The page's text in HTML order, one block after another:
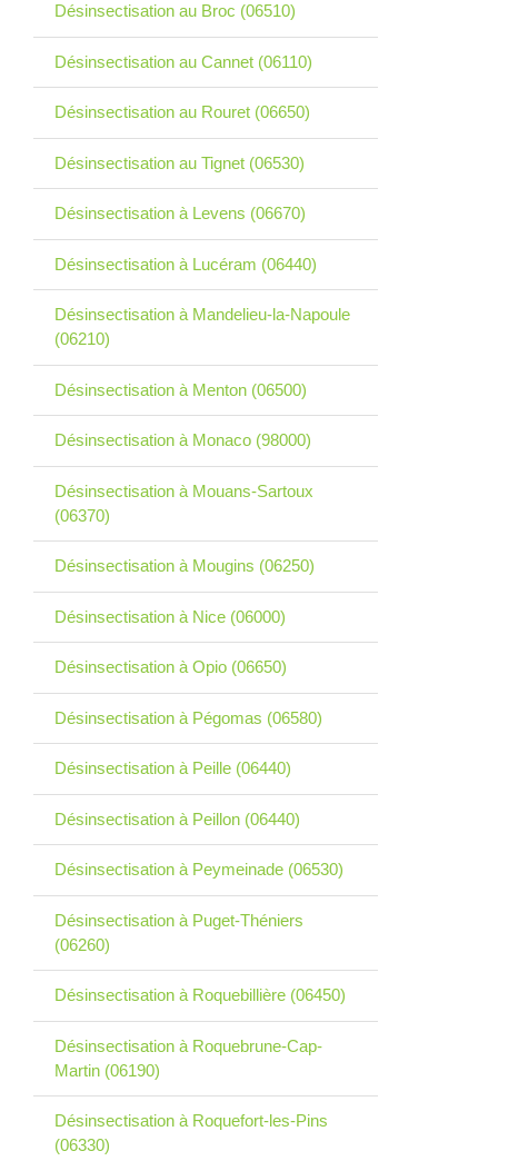
Désinsectisation au Broc (06510)
Désinsectisation au Cannet (06110)
Désinsectisation au Rouret (06650)
Désinsectisation au Tignet (06530)
Désinsectisation à Levens (06670)
Désinsectisation à Lucéram (06440)
Désinsectisation à Mandelieu-la-Napoule
(06210)
Désinsectisation à Menton (06500)
Désinsectisation à Monaco (98000)
Désinsectisation à Mouans-Sartoux
(06370)
Désinsectisation à Mougins (06250)
Désinsectisation à Nice (06000)
Désinsectisation à Opio (06650)
Désinsectisation à Pégomas (06580)
Désinsectisation à Peille (06440)
Désinsectisation à Peillon (06440)
Désinsectisation à Peymeinade (06530)
Désinsectisation à Puget-Théniers
(06260)
Désinsectisation à Roquebillière (06450)
Désinsectisation à Roquebrune-Cap-
Martin (06190)
Désinsectisation à Roquefort-les-Pins
(06330)